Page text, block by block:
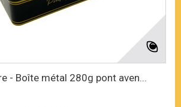
- Boîte métal 280g pont aven...